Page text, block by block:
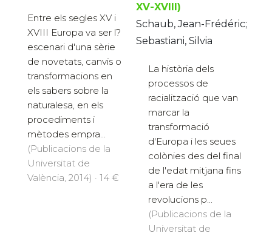
Entre els segles XV i
XVIII Europa va ser l?
escenari d'una sèrie
de novetats, canvis o
transformacions en
els sabers sobre la
naturalesa, en els
procediments i
mètodes empra...
(Publicacions de la
Universitat de
València, 2014) · 14 €
XV-XVIII)
Schaub, Jean-Frédéric;
Sebastiani, Silvia
La història dels
processos de
racialització que van
marcar la
transformació
d'Europa i les seues
colònies des del final
de l'edat mitjana fins
a l'era de les
revolucions p...
(Publicacions de la
Universitat de